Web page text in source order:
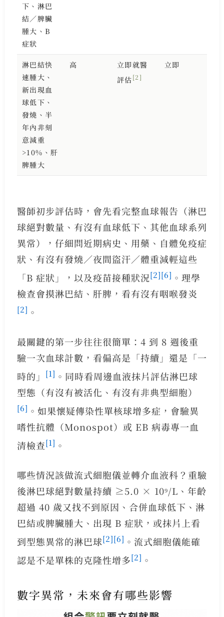
下、淋巴
結／脾臟
腫大、B
症狀
淋巴結快
速腫大、
新出現血
球低下、
發燒、半
年內非刻
意減重
>10%、肝
脾腫大
高
立即就醫
評估[2]
立即
醫師初步評估時，會先看完整血球報告（淋巴
球絕對數量、有沒有血球低下、其他血球系列
異常），仔細問近期病史、用藥、自體免疫症
狀、有沒有發燒／夜間盜汗／體重減輕這些
「B 症狀」，以及疫苗接種狀況[2][6] 。理學
檢查會摸淋巴結、肝脾，看有沒有咽喉發炎
[2] 。
最關鍵的第一步往往很簡單：4 到 8 週後重
驗一次血球計數，看偏高是「持續」還是「一
時的」 [1] 。同時看周邊血液抹片評估淋巴球
型態（有沒有被活化、有沒有非典型細胞）
[6] 。如果懷疑傳染性單核球增多症，會驗異
嗜性抗體（Monospot）或 EB 病毒專一血
清檢查[1] 。
哪些情況該做流式細胞儀並轉介血液科？重驗
後淋巴球絕對數量持續 ≥5.0 × 10⁹/L、年齡
超過 40 歲又找不到原因、合併血球低下、淋
巴結或脾臟腫大、出現 B 症狀，或抹片上看
到型態異常的淋巴球[2][6] 。流式細胞儀能確
認是不是單株的克隆性增多[2] 。
數字異常，未來會有哪些影響